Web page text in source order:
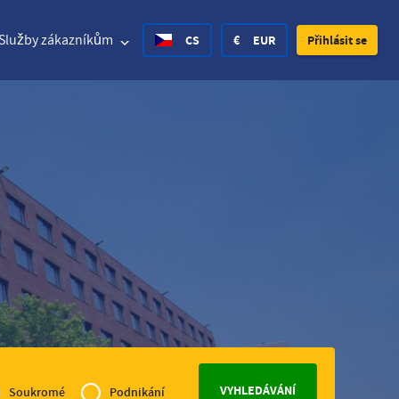
Služby zákazníkům CS
Spanish
Croatian
Finnish
€ EUR
States Dollar
Krone
Krone zł Poland Zloty
Krona CHF Switzerland Franc
Přihlásit se
Soukromé Podnikání